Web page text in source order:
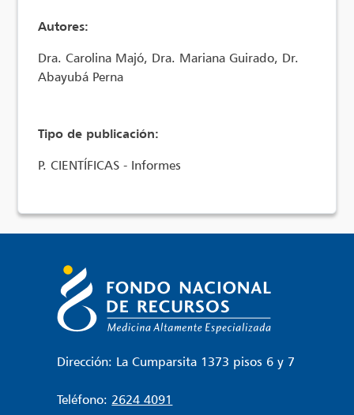
Autores:
Dra. Carolina Majó, Dra. Mariana Guirado, Dr.
Abayubá Perna
Tipo de publicación:
P. CIENTÍFICAS - Informes
Dirección: La Cumparsita 1373 pisos 6 y 7
Teléfono: 2624 4091